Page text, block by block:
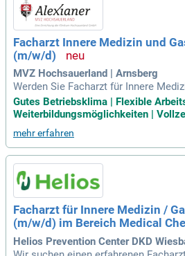
Facharzt Innere Medizin und
(m/w/d)
MVZ Hochsauerland | Arnsberg
Werden Sie Facharzt für Innere
ie (m/w/d) in unserem MVZ in
kung für unser etabliertes Team und
erfolgreich geführten Praxis sowie
starken Gesundheitskonzerns. In
rwarten Sie kurze Wege und
dem haben Sie die Chance,
e zu übernehmen. Nutzen Sie diese
nd senden Sie uns Ihre Bewerbung
e in der Gastroenterologie!
Gutes Betriebsklima | Flexible
Weiterbildungsmöglichkeiten |
mehr erfahren
Facharzt für Innere Medizin /
(m/w/d) im Bereich Medical
Helios Prevention Center DKD